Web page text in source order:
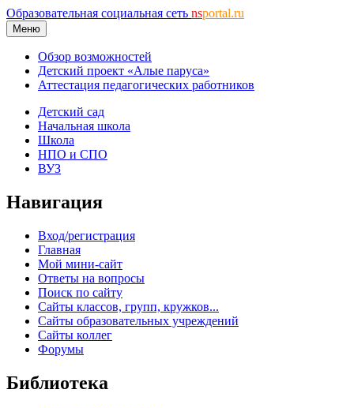
Образовательная социальная сеть nsportal.ru
Меню
Обзор возможностей
Детский проект «Алые паруса»
Аттестация педагогических работников
Детский сад
Начальная школа
Школа
НПО и СПО
ВУЗ
Навигация
Вход/регистрация
Главная
Мой мини-сайт
Ответы на вопросы
Поиск по сайту
Сайты классов, групп, кружков...
Сайты образовательных учреждений
Сайты коллег
Форумы
Библиотека